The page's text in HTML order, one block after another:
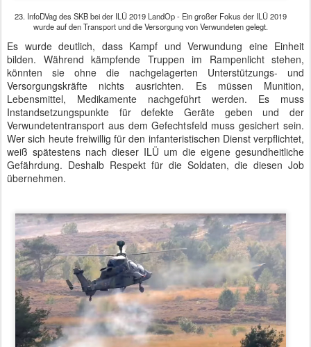
23. InfoDVag des SKB bei der ILÜ 2019 LandOp - Ein großer Fokus der ILÜ 2019
wurde auf den Transport und die Versorgung von Verwundeten gelegt.
Es wurde deutlich, dass Kampf und Verwundung eine Einheit
bilden. Während kämpfende Truppen im Rampenlicht stehen,
könnten sie ohne die nachgelagerten Unterstützungs- und
Versorgungskräfte nichts ausrichten. Es müssen Munition,
Lebensmittel, Medikamente nachgeführt werden. Es muss
Instandsetzungspunkte für defekte Geräte geben und der
Verwundetentransport aus dem Gefechtsfeld muss gesichert sein.
Wer sich heute freiwillig für den infanteristischen Dienst verpflichtet,
weiß spätestens nach dieser ILÜ um die eigene gesundheitliche
Gefährdung. Deshalb Respekt für die Soldaten, die diesen Job
übernehmen.